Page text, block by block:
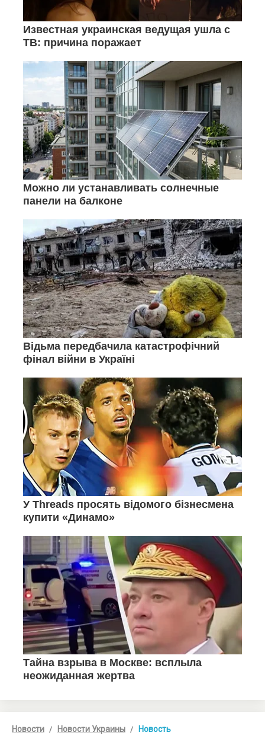
Новости Новости Украины Новость